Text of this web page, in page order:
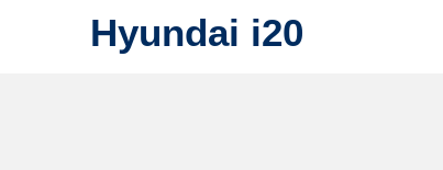
Hyundai i20